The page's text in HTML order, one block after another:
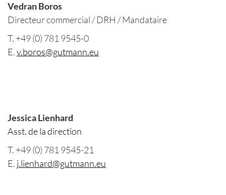
Vedran Boros
Directeur commercial / DRH / Mandataire
T. +49 (0) 781 9545-0
E.v.boros@gutmann.eu
Jessica Lienhard
Asst. de la direction
T. +49 (0) 781 9545-21
E. j.lienhard@gutmann.eu